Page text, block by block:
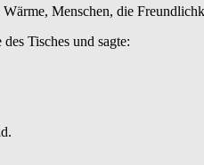
Menschen, die
Tisches und sagte: